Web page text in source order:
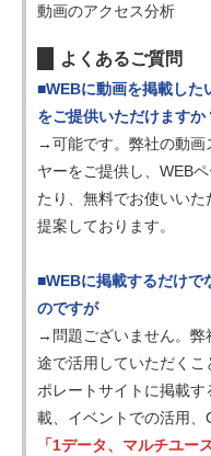
動画のアクセス分析
よくあるご質問
■WEBに動画を掲載した
をご提供いただけますか
→可能です。弊社の動画
ヤーをご提供し、WEB
たり、無料でお使いい
提案しております。
■WEBに掲載するだけで
のですが
→問題ございません。弊
途で活用していただく
ポレートサイトに掲載
載、イベントでの活用、
「1データ、マルチユース